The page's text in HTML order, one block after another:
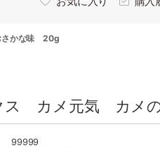
さかな味 20g
ス カメ元気 カメ
99999